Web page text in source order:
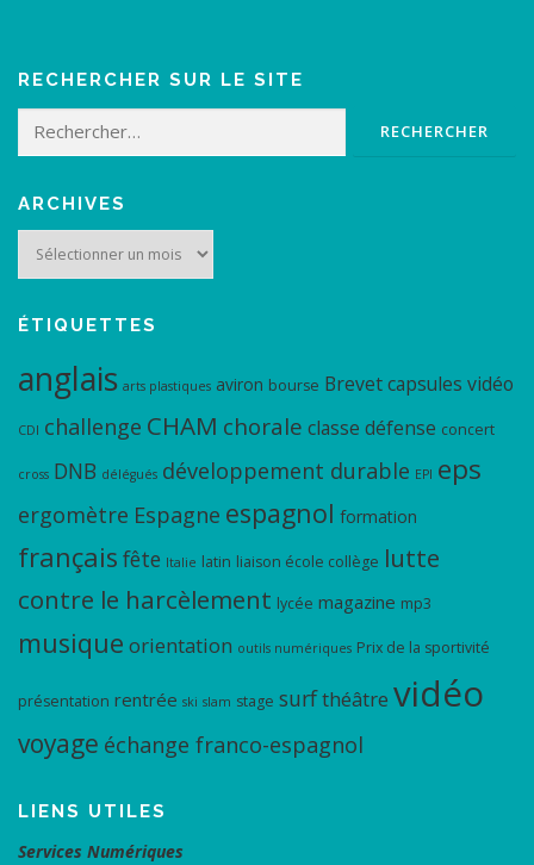
o
n
s
a
i
l
e
RECHERCHER SUR LE SITE
Rechercher :
ARCHIVES
Archives
ÉTIQUETTES
anglais arts plastiques aviron bourse Brevetcapsules vidéo
CDI challenge CHAM chorale classe défense concert
cross DNB délégués développement durable EPI eps
ergomètre Espagne espagnol formation
français fête Italie latin liaison école collège lutte
contre le harcèlement lycée magazine mp3
musique orientation outils numériques Prix de la sportivité
présentation rentrée ski slam stage surfthéâtre vidéo
voyage échange franco-espagnol
LIENS UTILES
Services Numériques